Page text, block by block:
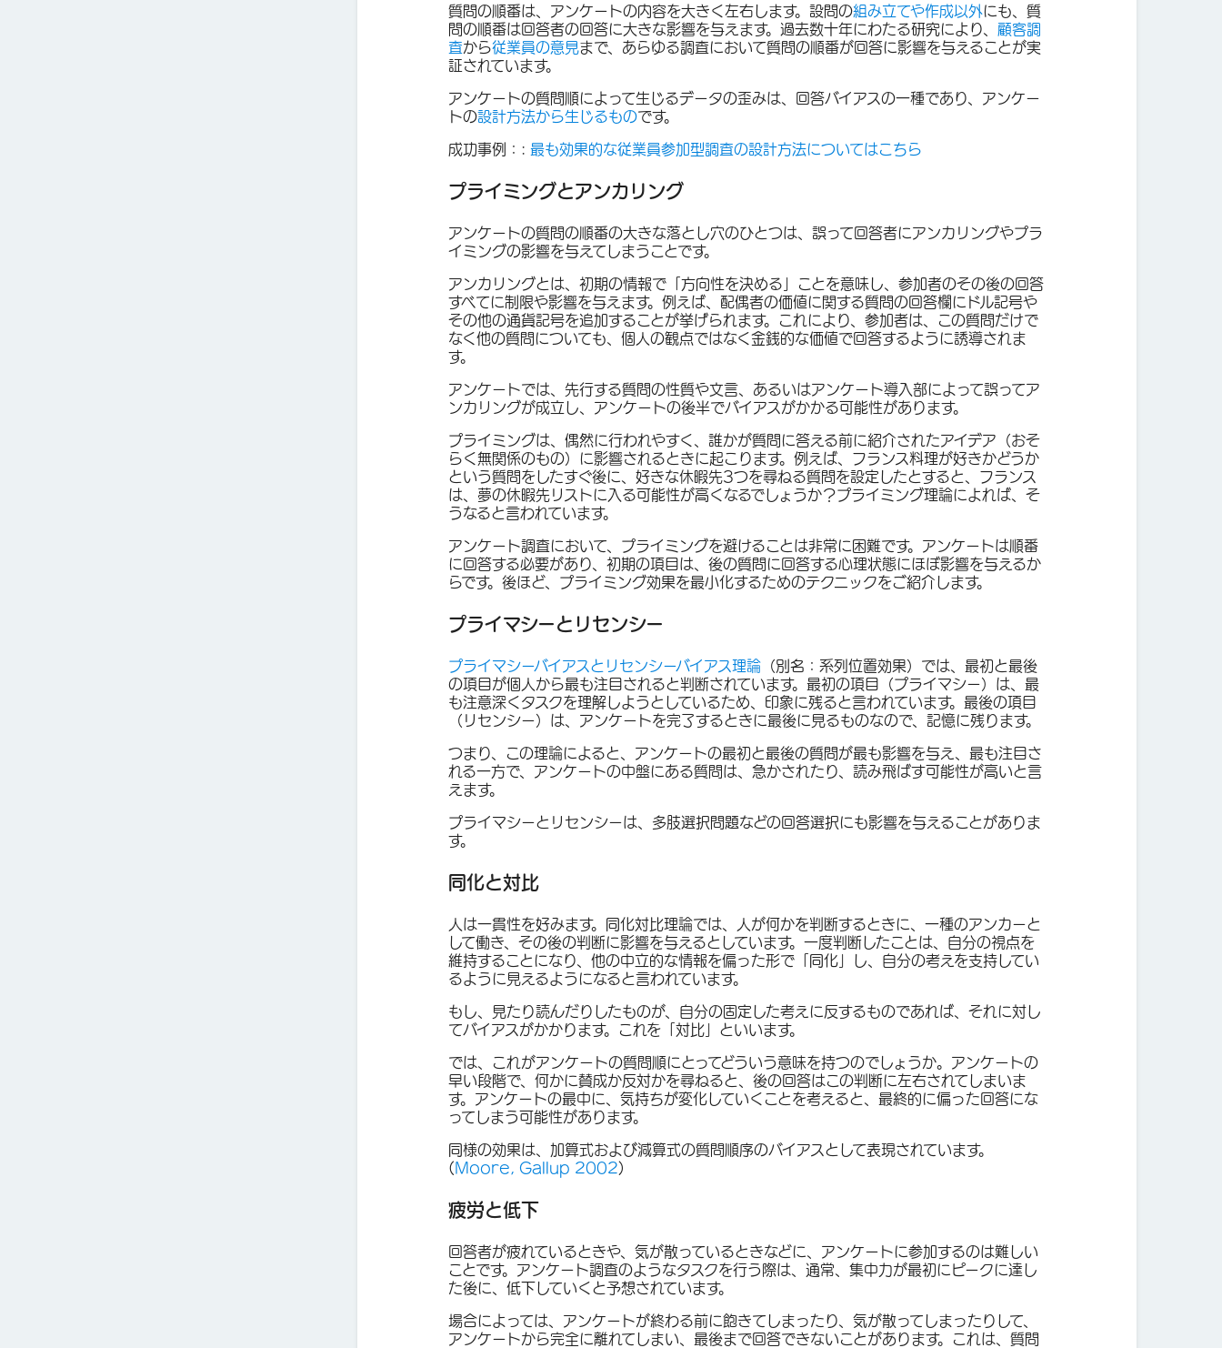
質問の順番は、アンケートの内容を大きく左右します。設問の組み立てや作成以外にも、質
問の順番は回答者の回答に大きな影響を与えます。過去数十年にわたる研究により、 顧客調
査から従業員の意見まで、あらゆる調査において質問の順番が回答に影響を与えることが実
証されています。
アンケートの質問順によって生じるデータの歪みは、回答バイアスの一種であり、アンケー
トの設計方法から生じるものです。
成功事例： : 最も効果的な従業員参加型調査の設計方法についてはこちら
プライミングとアンカリング
アンケートの質問の順番の大きな落とし穴のひとつは、誤って回答者にアンカリングやプラ
イミングの影響を与えてしまうことです。
アンカリングとは、 初期の情報で「方向性を決める」ことを意味し、参加者のその後の回答
すべてに制限や影響を与えます。例えば、配偶者の価値に関する質問の回答欄にドル記号や
その他の通貨記号を追加することが挙げられます。これにより、参加者は、この質問だけで
なく他の質問についても、個人の観点ではなく金銭的な価値で回答するように誘導されま
す。
アンケートでは、先行する質問の性質や文言、あるいはアンケート導入部によって誤ってア
ンカリングが成立し、アンケートの後半でバイアスがかかる可能性があります。
プライミングは、 偶然に行われやすく、誰かが質問に答える前に紹介されたアイデア（おそ
らく無関係のもの）に影響されるときに起こります。例えば、フランス料理が好きかどうか
という質問をしたすぐ後に、好きな休暇先3つを尋ねる質問を設定したとすると、フランス
は、夢の休暇先リストに入る可能性が高くなるでしょうか？プライミング理論によれば、そ
うなると言われています。
アンケート調査において、プライミングを避けることは非常に困難です。アンケートは順番
に回答する必要があり、初期の項目は、後の質問に回答する心理状態にほぼ影響を与えるか
らです。後ほど、プライミング効果を最小化するためのテクニックをご紹介します。
プライマシーとリセンシー
プライマシーバイアスとリセンシーバイアス理論 （別名：系列位置効果）では、最初と最後
の項目が個人から最も注目されると判断されています。最初の項目（プライマシー）は、最
も注意深くタスクを理解しようとしているため、印象に残ると言われています。最後の項目
（リセンシー）は、アンケートを完了するときに最後に見るものなので、記憶に残ります。
つまり、この理論によると、アンケートの最初と最後の質問が最も影響を与え、最も注目さ
れる一方で、アンケートの中盤にある質問は、急かされたり、読み飛ばす可能性が高いと言
えます。
プライマシーとリセンシーは、多肢選択問題などの回答選択にも影響を与えることがありま
す。
同化と対比
人は一貫性を好みます。同化対比理論では、人が何かを判断するときに、一種のアンカーと
して働き、その後の判断に影響を与えるとしています。一度判断したことは、自分の視点を
維持することになり、他の中立的な情報を偏った形で「同化」し、自分の考えを支持してい
るように見えるようになると言われています。
もし、見たり読んだりしたものが、自分の固定した考えに反するものであれば、それに対し
てバイアスがかかります。これを「対比」といいます。
では、これがアンケートの質問順にとってどういう意味を持つのでしょうか。アンケートの
早い段階で、何かに賛成か反対かを尋ねると、後の回答はこの判断に左右されてしまいま
す。アンケートの最中に、気持ちが変化していくことを考えると、最終的に偏った回答にな
ってしまう可能性があります。
同様の効果は、加算式および減算式の質問順序のバイアスとして表現されています。
( Moore, Gallup 2002)
疲労と低下
回答者が疲れているときや、気が散っているときなどに、アンケートに参加するのは難しい
ことです。アンケート調査のようなタスクを行う際は、通常、集中力が最初にピークに達し
た後に、低下していくと予想されています。
場合によっては、アンケートが終わる前に飽きてしまったり、気が散ってしまったりして、
アンケートから完全に離れてしまい、最後まで回答できないことがあります。これは、質問